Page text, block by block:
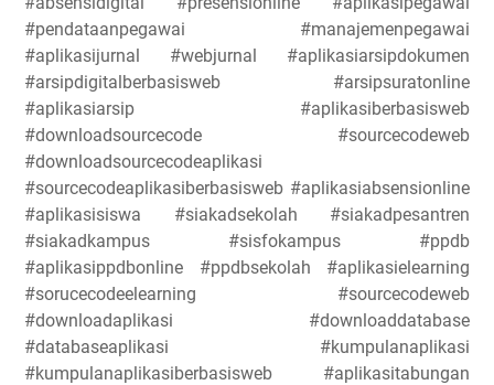
#pendataanpegawai #manajemenpegawai
#aplikasijurnal #webjurnal #aplikasiarsipdokumen
#arsipdigitalberbasisweb #arsipsuratonline
#aplikasiarsip #aplikasiberbasisweb
#downloadsourcecode #sourcecodeweb
#downloadsourcecodeaplikasi
#sourcecodeaplikasiberbasisweb #aplikasiabsensionline
#aplikasisiswa #siakadsekolah #siakadpesantren
#siakadkampus #sisfokampus #ppdb
#aplikasippdbonline #ppdbsekolah #aplikasielearning
#sorucecodeelearning #sourcecodeweb
#downloadaplikasi #downloaddatabase
#databaseaplikasi #kumpulanaplikasi
#kumpulanaplikasiberbasisweb #aplikasitabungan